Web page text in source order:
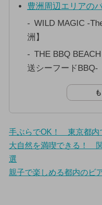
豊洲周辺エリアの
WILD MAGIC -
洲】
THE BBQ
送シーフードBBQ-
手ぶらでOK！ 東京都内
大自然を満喫できる！
選
親子で楽しめる都内のビ